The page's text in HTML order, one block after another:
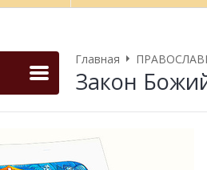
Главная
Закон